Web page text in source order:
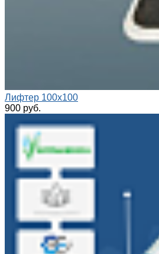
Лифтер 100x100
900 руб.